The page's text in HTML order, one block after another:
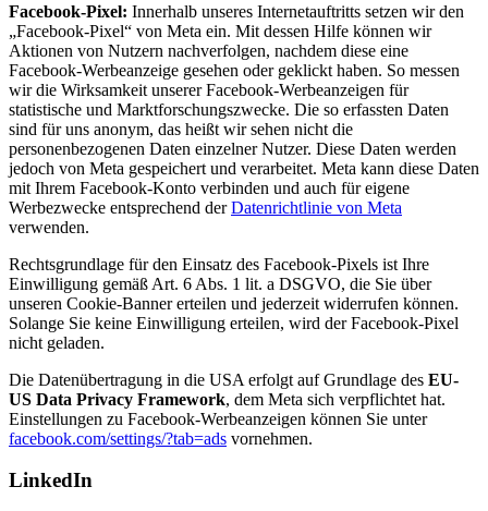
Facebook-Pixel: Innerhalb unseres Internetauftritts setzen wir den
„Facebook-Pixel“ von Meta ein. Mit dessen Hilfe können wir
Aktionen von Nutzern nachverfolgen, nachdem diese eine
Facebook-Werbeanzeige gesehen oder geklickt haben. So messen
wir die Wirksamkeit unserer Facebook-Werbeanzeigen für
statistische und Marktforschungszwecke. Die so erfassten Daten
sind für uns anonym, das heißt wir sehen nicht die
personenbezogenen Daten einzelner Nutzer. Diese Daten werden
jedoch von Meta gespeichert und verarbeitet. Meta kann diese Daten
mit Ihrem Facebook-Konto verbinden und auch für eigene
Werbezwecke entsprechend derDatenrichtlinie von Meta
verwenden.
Rechtsgrundlage für den Einsatz des Facebook-Pixels ist Ihre
Einwilligung gemäß Art. 6 Abs. 1 lit. a DSGVO, die Sie über
unseren Cookie-Banner erteilen und jederzeit widerrufen können.
Solange Sie keine Einwilligung erteilen, wird der Facebook-Pixel
nicht geladen.
Die Datenübertragung in die USA erfolgt auf Grundlage des EU-
US Data Privacy Framework, dem Meta sich verpflichtet hat.
Einstellungen zu Facebook-Werbeanzeigen können Sie unter
facebook.com/settings/?tab=ads vornehmen.
LinkedIn